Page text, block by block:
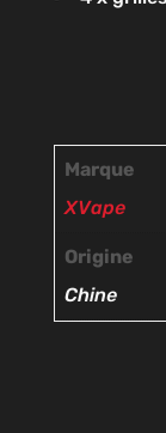
Marque
XVape
Origine
Chine